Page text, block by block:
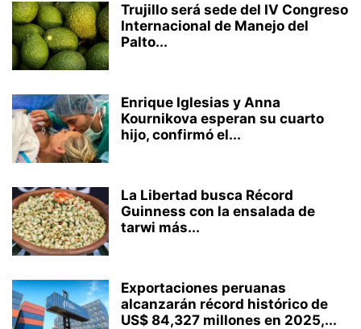
Trujillo será sede del IV Congreso
Internacional de Manejo del
Palto...
Enrique Iglesias y Anna
Kournikova esperan su cuarto
hijo, confirmó el...
La Libertad busca Récord
Guinness con la ensalada de
tarwi más...
Exportaciones peruanas
alcanzarán récord histórico de
US$ 84,327 millones en 2025,...